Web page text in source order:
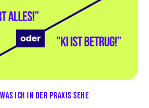
ich in der Praxis sehe